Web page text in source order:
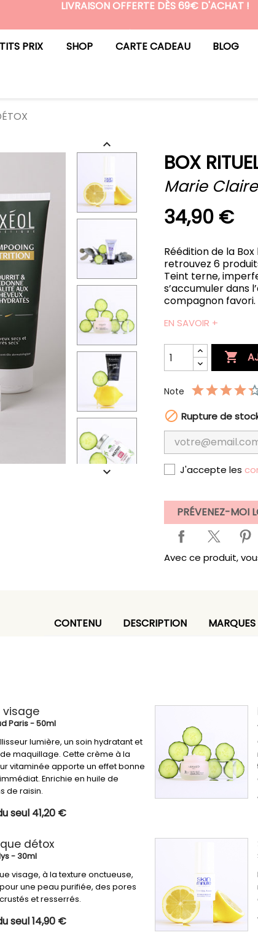
LIVRAISON OFFERTE DÈS 69€ D'ACHAT !
PRIX SHOP CARTE CADEAU BLOG


BOX
Marie Claire
34,90 €
Réédition de la
retrouvez 6
Teint terne,
s’accumuler dans
compagnon favori.
EN SAVOIR +

Note
 Rupture de
J'accepte les
PRÉVENEZ-MOI
Avec ce produit,
CONTENU DESCRIPTION MARQUES
visage
Paris- 50ml
lumière, un soin hydratant et
maquillage. Cette crème à la
vitaminée apporte un effet bonne
Enrichie en huile de
de raisin.
seul 41,20 €
détox
- 30ml
visage, à la texture onctueuse,
une peau purifiée, des pores
et resserrés.
seul 14,90 €